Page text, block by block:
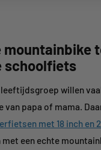
mountainbike
schoolfiets
leeftijdsgroep willen
van papa of mama.
met 18 inch en
een echte